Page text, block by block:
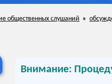
общественных слушаний »
Внимание: